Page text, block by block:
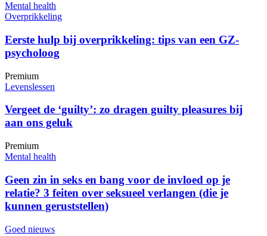
Mental health
Overprikkeling
Eerste hulp bij overprikkeling: tips van een GZ-
psycholoog
Premium
Levenslessen
Vergeet de ‘guilty’: zo dragen guilty pleasures bij
aan ons geluk
Premium
Mental health
Geen zin in seks en bang voor de invloed op je
relatie? 3 feiten over seksueel verlangen (die je
kunnen geruststellen)
Goed nieuws